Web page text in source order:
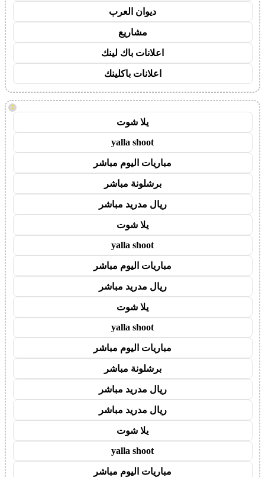
ديوان العرب
مشاريع
اعلانات باك لينك
اعلانات باكلينك
!
يلا شوت
yalla shoot
مباريات اليوم مباشر
برشلونة مباشر
ريال مدريد مباشر
يلا شوت
yalla shoot
مباريات اليوم مباشر
ريال مدريد مباشر
يلا شوت
yalla shoot
مباريات اليوم مباشر
برشلونة مباشر
ريال مدريد مباشر
ريال مدريد مباشر
يلا شوت
yalla shoot
مباريات اليوم مباشر